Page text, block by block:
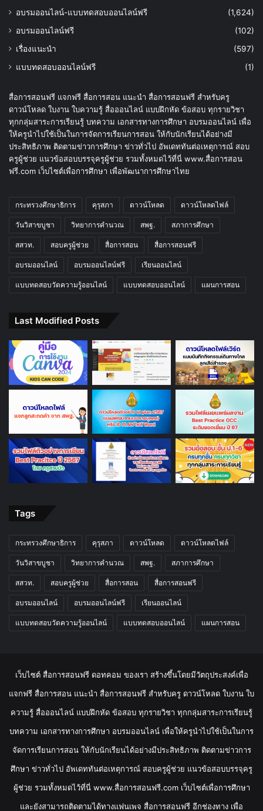
อบรมออนไลน์-แบบทดสอบออนไลน์ฟรี
(1,624)
อบรมออนไลน์ฟรี
(102)
เรื่องแนะนำ
(597)
แบบทดสอบออนไลน์ฟรี
(1)
สื่อการสอนฟรี แจกฟรี สื่อการสอน แนะนำ สื่อการสอนฟรี สำหรับครู
ดาวน์โหลด ใบงาน ใบความรู้ สื่อออนไลน์ แบบฝึกหัด ข้อสอบ ทุกรายวิชา
ทุกกลุ่มสาระการเรียนรู้ บทความ เอกสารทางการศึกษา อบรมออนไลน์ เพื่อ
ให้ครูนำไปใช้เป็นในการจัดการเรียนการสอน ให้กับนักเรียนได้อย่างมี
ประสิทธิภาพ ติดตามข่าวการศึกษา ข่าวทั่วไป อัพเดททันต่อเหตุการณ์ สอบ
ครูผู้ช่วย แนวข้อสอบบรรจุครูผู้ช่วย รวมทั้งหมดไว้ที่นี่ www.สื่อการสอน
ฟรี.com เว็บไซต์เพื่อการศึกษา เพื่อพัฒนาการศึกษาไทย
กระทรวงศึกษาธิการ คุรุสภา ดาวน์โหลด ดาวน์โหลดไฟล์
วันวิสาขบูชา วิทยาการคำนวณ สพฐ. สภาการศึกษา
สสวท. สอบครูผู้ช่วย สื่อการสอน สื่อการสอนฟรี
อบรมออนไลน์ อบรมออนไลน์ฟรี เรียนออนไลน์
แบบทดสอบวัดความรู้ออนไลน์ แบบทดสอบออนไลน์ แผนการสอน
Last Modified Posts
Tags
กระทรวงศึกษาธิการ คุรุสภา ดาวน์โหลด ดาวน์โหลดไฟล์
วันวิสาขบูชา วิทยาการคำนวณ สพฐ. สภาการศึกษา
สสวท. สอบครูผู้ช่วย สื่อการสอน สื่อการสอนฟรี
อบรมออนไลน์ อบรมออนไลน์ฟรี เรียนออนไลน์
แบบทดสอบวัดความรู้ออนไลน์ แบบทดสอบออนไลน์ แผนการสอน
เว็บไซต์ สื่อการสอนฟรี ดอทคอม ของเรา สร้างขึ้นโดยมีวัตถุประสงค์เพื่อ
แจกฟรี สื่อการสอน แนะนำ สื่อการสอนฟรี สำหรับครู ดาวน์โหลด ใบงาน ใบ
ความรู้ สื่อออนไลน์ แบบฝึกหัด ข้อสอบ ทุกรายวิชา ทุกกลุ่มสาระการเรียนรู้
บทความ เอกสารทางการศึกษา อบรมออนไลน์ เพื่อให้ครูนำไปใช้เป็นในการ
จัดการเรียนการสอน ให้กับนักเรียนได้อย่างมีประสิทธิภาพ ติดตามข่าวการ
ศึกษา ข่าวทั่วไป อัพเดททันต่อเหตุการณ์ สอบครูผู้ช่วย แนวข้อสอบบรรจุครู
ผู้ช่วย รวมทั้งหมดไว้ที่นี่ www.สื่อการสอนฟรี.com เว็บไซต์เพื่อการศึกษา
และยังสามารถติดตามได้ทางแฟนเพจ สื่อการสอนฟรี อีกช่องทาง เพื่อ